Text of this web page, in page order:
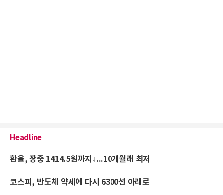
Headline
환율, 장중 1414.5원까지↓...10개월래 최저
코스피, 반도체 약세에 다시 6300선 아래로